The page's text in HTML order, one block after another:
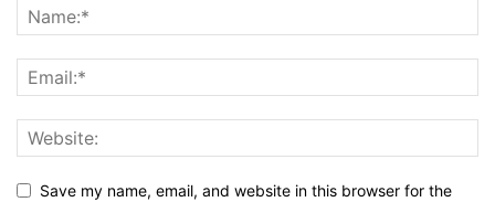
Save my name, email, and website in this browser for the